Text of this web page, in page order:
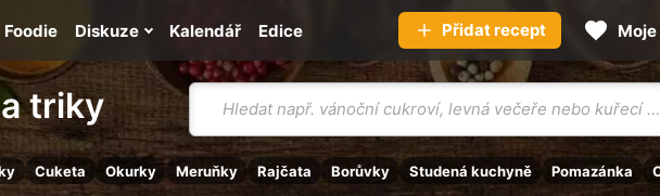
triky
Vyhledávání
Cuketa Okurky Meruňky Rajčata Borůvky Studená kuchyně Pomazánka
Kalendář
Foodie Diskuze Edice Přidat recept